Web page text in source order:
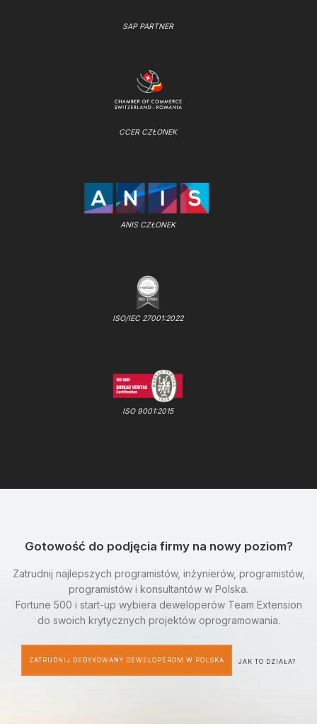
SAP PARTNER
CCER CZŁONEK
ANIS CZŁONEK
ISO/IEC 27001:2022
ISO 9001:2015
Gotowość do podjęcia firmy na nowy poziom?
Zatrudnij najlepszych programistów, inżynierów, programistów,
programistów i konsultantów w Polska.
Fortune 500 i start-up wybiera deweloperów Team Extension
do swoich krytycznych projektów oprogramowania.
ZATRUDNIJ DEDYKOWANY DEWELOPEROM W POLSKA JAK TO DZIAŁA?